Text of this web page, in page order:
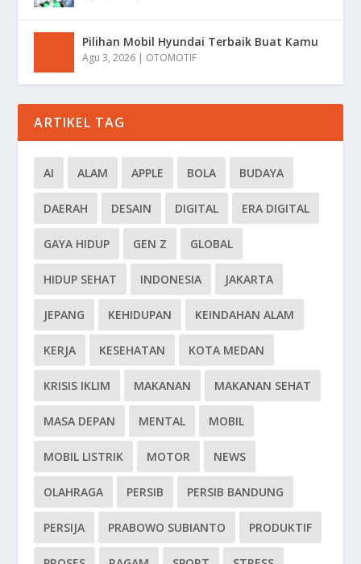
Pilihan Mobil Hyundai Terbaik Buat Kamu
Agu 3, 2026 | OTOMOTIF
ARTIKEL TAG
AI ALAM APPLE BOLA BUDAYA
DAERAH DESAIN DIGITAL ERA DIGITAL
GAYA HIDUP GEN Z GLOBAL
HIDUP SEHAT INDONESIA JAKARTA
JEPANG KEHIDUPAN KEINDAHAN ALAM
KERJA KESEHATAN KOTA MEDAN
KRISIS IKLIM MAKANAN MAKANAN SEHAT
MASA DEPAN MENTAL MOBIL
MOBIL LISTRIK MOTOR NEWS
OLAHRAGA PERSIB PERSIB BANDUNG
PERSIJA PRABOWO SUBIANTO PRODUKTIF